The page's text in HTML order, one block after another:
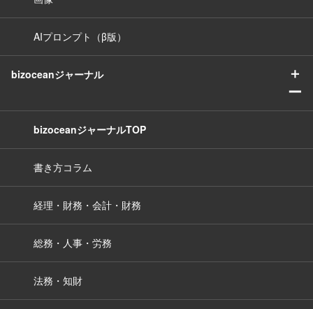
AIプロンプト（β版）
bizoceanジャーナル
＋
ー
bizoceanジャーナルTOP
書き方コラム
経理・財務・会計・財務
総務・人事・労務
法務・知財